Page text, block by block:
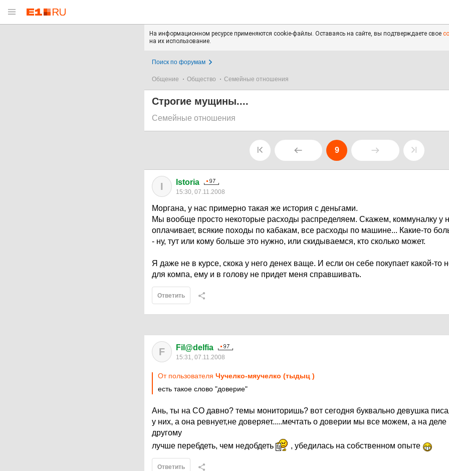
На информационном ресурсе применяются cookie-файлы. Оставаясь на сайте, вы подтверждаете свое
на их использование.
Поиск по форумам
Общение Общество Семейные отношения
Строгие мущины....
Семейные отношения
9
I Istoria
15:30, 07.11.2008
Моргана, у нас примерно такая же история с деньгами.
Мы вообще просто некоторые расходы распределяем. Скажем, коммуналку у
оплачивает, всякие походы по кабакам, все расходы по машине... Какие-то
- ну, тут или кому больше это нужно, или скидываемся, кто сколько может.
Я даже не в курсе, скока у него денех ваще. И если он себе покупает какой-
для компа, ему и в голову не придет меня справшивать.
Ответить
F Fil@delfia
15:31, 07.11.2008
От пользователя Чучелко-мяучелко (тыдыц )
есть такое слово "доверие"
Ань, ты на СО давно? темы мониторишь? вот сегодня буквально девушка
у них, а она ревнует,не доверяет.....мечтать о доверии мы все можем, а на деле
другому
лучше перебдеть, чем недобдеть
, убедилась на собственном опыте
Ответить